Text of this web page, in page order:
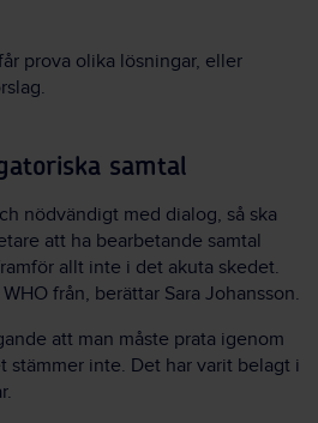
prova olika lösningar, eller
samtal
nödvändigt med dialog, så ska
att ha bearbetande samtal
allt inte i det akuta skedet.
från, berättar Sara Johansson.
att man måste prata igenom
stämmer inte. Det har varit belagt i